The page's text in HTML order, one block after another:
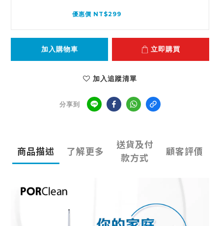
優惠價 NT$299
加入購物車 立即購買
加入追蹤清單
分享到
商品描述 了解更多
送貨及付
款方式
顧客評價